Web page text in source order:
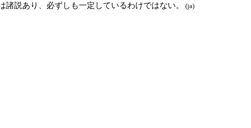
説あり、必ずしも一定しているわけではない。
(ja)